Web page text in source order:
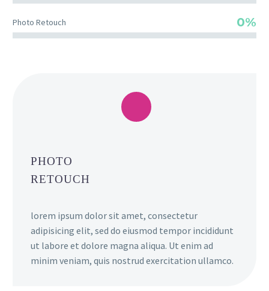
Photo Retouch 0%
PHOTO
RETOUCH
lorem ipsum dolor sit amet, consectetur
adipisicing elit, sed do eiusmod tempor incididunt
ut labore et dolore magna aliqua. Ut enim ad
minim veniam, quis nostrud exercitation ullamco.